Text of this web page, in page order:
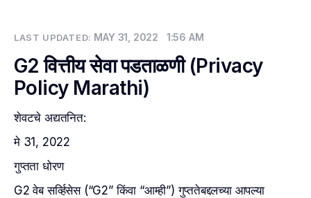
LAST UPDATED: MAY 31, 2022 1:56 AM
G2 वित्तीय सेवा पडताळणी (Privacy
Policy Marathi)
शेवटचे अद्यतनित:
मे 31, 2022
गुप्तता धोरण
G2 वेब सर्व्हिसेस (“G2” किंवा “आम्ही”) गुप्ततेबद्दलच्या आपल्या